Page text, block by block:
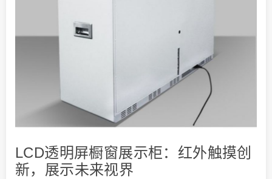
LCD透明屏橱窗展示柜：红外触摸创
新，展示未来视界